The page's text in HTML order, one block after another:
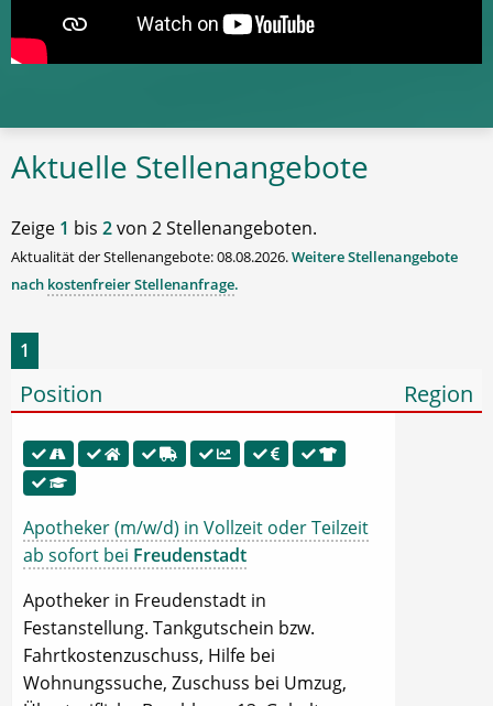
Aktuelle Stellenangebote
Zeige 1 bis 2von 2 Stellenangeboten.
Aktualität der Stellenangebote: 08.08.2026.Weitere Stellenangebote
nach kostenfreier Stellenanfrage.
1
Position Region
Apotheker (m/w/d) in Vollzeit oder Teilzeit
ab sofort bei Freudenstadt
Apotheker in Freudenstadt in
Festanstellung. Tankgutschein bzw.
Fahrtkostenzuschuss, Hilfe bei
Wohnungssuche, Zuschuss bei Umzug,